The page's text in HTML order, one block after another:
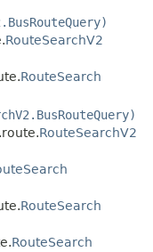
RouteSearchV2
RouteSearch
RouteSearchV2
RouteSearch
RouteSearch